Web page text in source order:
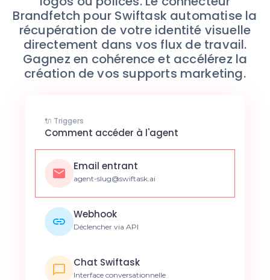
Brandfetch pour Swiftask automatise la
récupération de votre identité visuelle
directement dans vos flux de travail.
Gagnez en cohérence et accélérez la
création de vos supports marketing.
🔌 Triggers
Comment accéder à l'agent
Email entrant
agent-slug@swiftask.ai
Webhook
Déclencher via API
Chat Swiftask
Interface conversationnelle